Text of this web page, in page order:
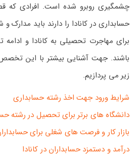
چشمگیری روبرو شده است. افرادی که
حسابداری در کانادا را دارند باید مدارک و
برای مهاجرت تحصیلی به کانادا و
باشند. جهت آشنایی بیشتر با این تخصص
زیر می پردازیم.
شرایط ورود جهت اخذ رشته حسابداری
دانشگاه های برتر برای تحصیل در رشته
بازار کار و فرصت های شغلی برای
درآمد و دستمزد حسابداران در کانادا